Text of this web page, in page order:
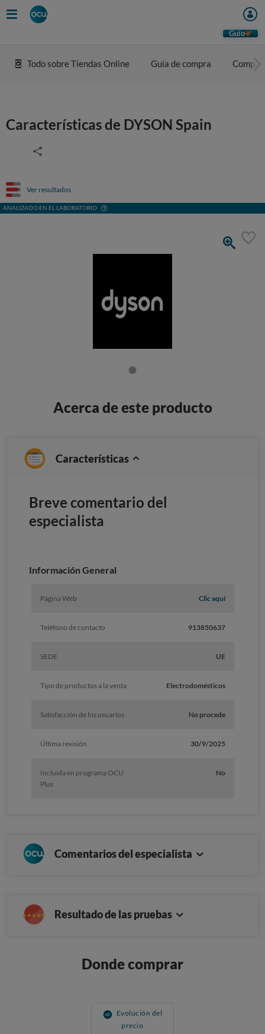
Guio
Todo sobre Tiendas Online Guía de compra
Características de DYSON Spain
Ver resultados
ANALIZADO EN EL LABORATORIO
Acerca de este producto
Características
Breve comentario del
especialista
Información General
Página Web Clic aquí
Teléfono de contacto 913850637
SEDE UE
Tipo de productos a la venta Electrodomésticos
Satisfacción de los usuarios No procede
Última revisión 30/9/2025
Incluida en programa OCU
Plus
No
Comentarios del especialista
Resultado de las pruebas
Donde comprar
Evolución del
precio